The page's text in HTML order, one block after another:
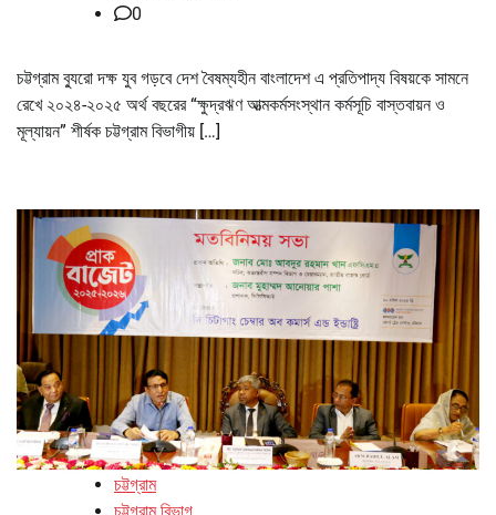
0
চট্টগ্রাম ব্যুরো দক্ষ যুব গড়বে দেশ বৈষম্যহীন বাংলাদেশ এ প্রতিপাদ্য বিষয়কে সামনে
রেখে ২০২৪-২০২৫ অর্থ বছরের “ক্ষুদ্রঋণ আত্মকর্মসংস্থান কর্মসূচি বাস্তবায়ন ও
মূল্যায়ন” শীর্ষক চট্টগ্রাম বিভাগীয় […]
চট্টগ্রাম